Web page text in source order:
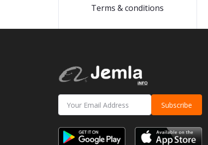
Terms & conditions
Subscribe